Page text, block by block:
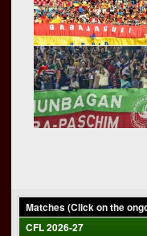
Matches (Click on the
CFL 2026-27